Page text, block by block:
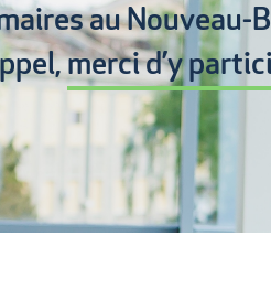
au Nouveau-
merci d’y